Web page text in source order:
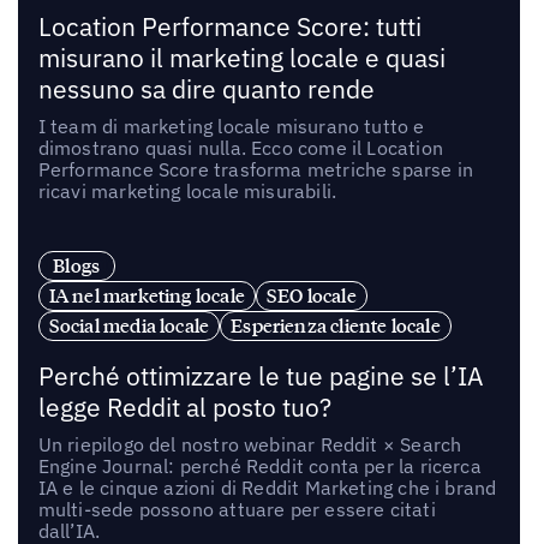
Location Performance Score: tutti
misurano il marketing locale e quasi
nessuno sa dire quanto rende
I team di marketing locale misurano tutto e
dimostrano quasi nulla. Ecco come il Location
Performance Score trasforma metriche sparse in
ricavi marketing locale misurabili.
Blogs
IA nel marketing locale
SEO locale
Social media locale
Esperienza cliente locale
Perché ottimizzare le tue pagine se l’IA
legge Reddit al posto tuo?
Un riepilogo del nostro webinar Reddit × Search
Engine Journal: perché Reddit conta per la ricerca
IA e le cinque azioni di Reddit Marketing che i brand
multi-sede possono attuare per essere citati
dall’IA.